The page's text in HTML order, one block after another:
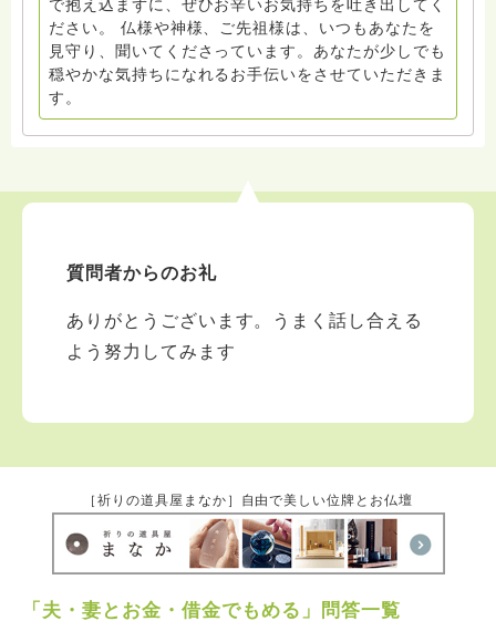
で抱え込まずに、ぜひお辛いお気持ちを吐き出してく
ださい。 仏様や神様、ご先祖様は、いつもあなたを
見守り、聞いてくださっています。あなたが少しでも
穏やかな気持ちになれるお手伝いをさせていただきま
す。
質問者からのお礼
ありがとうございます。うまく話し合える
よう努力してみます
［祈りの道具屋まなか］自由で美しい位牌とお仏壇
「夫・妻とお金・借金でもめる」問答一覧